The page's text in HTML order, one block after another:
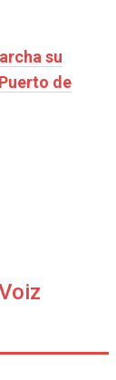
su
de